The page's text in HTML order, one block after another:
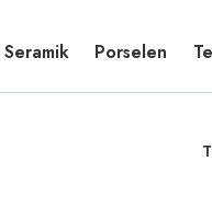
Seramik Porselen